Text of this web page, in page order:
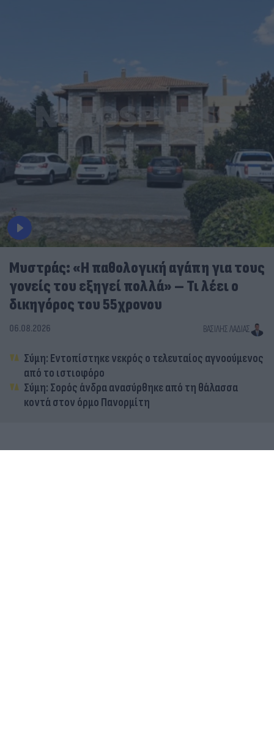
Μυστράς: «Η παθολογική αγάπη για τους
γονείς του εξηγεί πολλά» – Τι λέει ο
δικηγόρος του 55χρονου
06.08.2026 ΒΑΣΊΛΗΣ ΛΑΔΙΆΣ
Σύμη: Εντοπίστηκε νεκρός ο τελευταίος αγνοούμενος
από το ιστιοφόρο
Σύμη: Σορός άνδρα ανασύρθηκε από τη θάλασσα
κοντά στον όρμο Πανορμίτη